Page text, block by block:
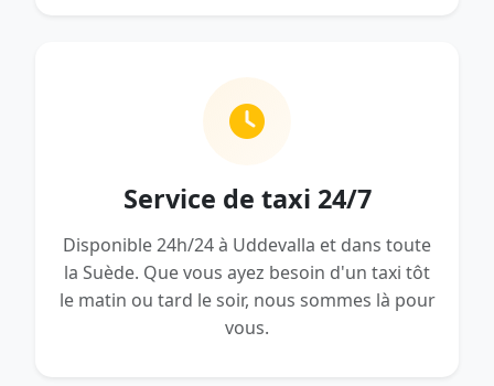
Service de taxi 24/7
Disponible 24h/24 à Uddevalla et dans toute
la Suède. Que vous ayez besoin d'un taxi tôt
le matin ou tard le soir, nous sommes là pour
vous.